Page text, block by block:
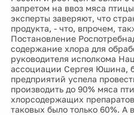
запретом на ввоз мяса
эксперты заверяют, что
продукта, - что, впрочем,
Постановление
содержание хлора для
руководителя исполкома
ассоциации Сергея Юшина,
предприятий успела
производить до 90% мяса
хлорсодержащих
таковых было только 60%. А